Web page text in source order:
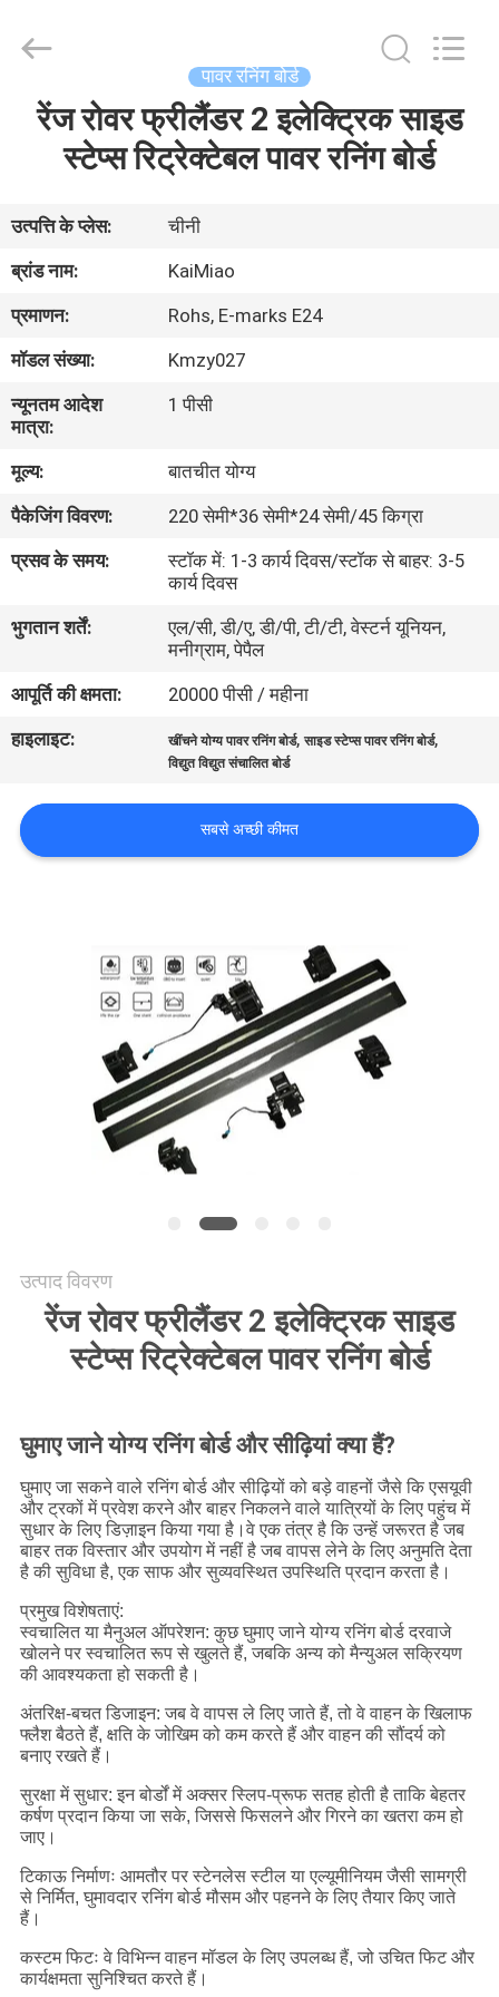
हमारे
बारे
कारखाना
गुणवत्ता
नियंत्रण
संपर्क
करें
समाचार
एक
उद्धरण
PRIVACY
Technology
Reserved.
पावर रनिंग बोर्ड
रेंज रोवर फ्रीलैंडर 2 इलेक्ट्रिक साइड
स्टेप्स रिट्रेक्टेबल पावर रनिंग बोर्ड
उत्पत्ति के प्लेस:
चीनी
ब्रांड नाम:
KaiMiao
प्रमाणन:
Rohs, E-marks E24
मॉडल संख्या:
Kmzy027
न्यूनतम आदेश
मात्रा:
1 पीसी
मूल्य:
बातचीत योग्य
पैकेजिंग विवरण:
220 सेमी*36 सेमी*24 सेमी/45 किग्रा
प्रसव के समय:
स्टॉक में: 1-3 कार्य दिवस/स्टॉक से बाहर: 3-5
कार्य दिवस
भुगतान शर्तें:
एल/सी, डी/ए, डी/पी, टी/टी, वेस्टर्न यूनियन,
मनीग्राम, पेपैल
आपूर्ति की क्षमता:
20000 पीसी / महीना
हाइलाइट:
खींचने योग्य पावर रनिंग बोर्ड,साइड स्टेप्स पावर रनिंग बोर्ड,
विद्युत विद्युत संचालित बोर्ड
सबसे अच्छी कीमत
उत्पाद विवरण
रेंज रोवर फ्रीलैंडर 2 इलेक्ट्रिक साइड
स्टेप्स रिट्रेक्टेबल पावर रनिंग बोर्ड
घुमाए जाने योग्य रनिंग बोर्ड और सीढ़ियां क्या हैं?
घुमाए जा सकने वाले रनिंग बोर्ड और सीढ़ियों को बड़े वाहनों जैसे कि एसयूवी
और ट्रकों में प्रवेश करने और बाहर निकलने वाले यात्रियों के लिए पहुंच में
सुधार के लिए डिज़ाइन किया गया है।वे एक तंत्र है कि उन्हें जरूरत है जब
बाहर तक विस्तार और उपयोग में नहीं है जब वापस लेने के लिए अनुमति देता
है की सुविधा है, एक साफ और सुव्यवस्थित उपस्थिति प्रदान करता है।
प्रमुख विशेषताएं:
स्वचालित या मैनुअल ऑपरेशन: कुछ घुमाए जाने योग्य रनिंग बोर्ड दरवाजे
खोलने पर स्वचालित रूप से खुलते हैं, जबकि अन्य को मैन्युअल सक्रियण
की आवश्यकता हो सकती है।
अंतरिक्ष-बचत डिजाइन: जब वे वापस ले लिए जाते हैं, तो वे वाहन के खिलाफ
फ्लैश बैठते हैं, क्षति के जोखिम को कम करते हैं और वाहन की सौंदर्य को
बनाए रखते हैं।
सुरक्षा में सुधार: इन बोर्डों में अक्सर स्लिप-प्रूफ सतह होती है ताकि बेहतर
कर्षण प्रदान किया जा सके, जिससे फिसलने और गिरने का खतरा कम हो
जाए।
टिकाऊ निर्माणः आमतौर पर स्टेनलेस स्टील या एल्यूमीनियम जैसी सामग्री
से निर्मित, घुमावदार रनिंग बोर्ड मौसम और पहनने के लिए तैयार किए जाते
हैं।
कस्टम फिटः वे विभिन्न वाहन मॉडल के लिए उपलब्ध हैं, जो उचित फिट और
कार्यक्षमता सुनिश्चित करते हैं।